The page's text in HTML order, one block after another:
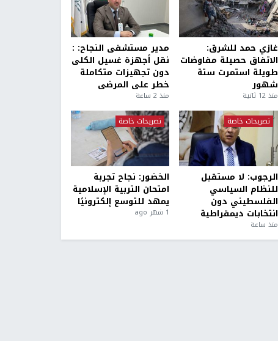
غازي حمد للشرق:
الاتفاق حصيلة مفاوضات
طويلة استمرت ستة
شهور
منذ 12 ثانية
مدير مستشفى النجاح: :
نقل أجهزة غسيل الكلى
دون تجهيزات متكاملة
خطر على المرضى
منذ 2 ساعة
تصريحات خاصة
الرجوب: لا مستقبل
للنظام السياسي
الفلسطيني دون
انتخابات ديمقراطية
منذ ساعة
تصريحات خاصة
الخضور: نجاح تجربة
امتحان التربية الإسلامية
يمهد للتوسع إلكترونيًا
1 شهر ago